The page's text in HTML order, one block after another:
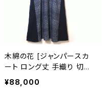
木綿の花 [ジャンパースカ
ート ロング丈 手織り 切替
え有] 四段吉祥柄 ※柄部
分：藍染手織り久留米絣使
¥88,000